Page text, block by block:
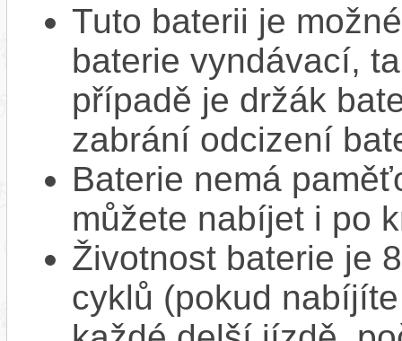
Tuto baterii je
baterie vyndávací,
případě je držák
zabrání odcizení
Baterie nemá
můžete nabíjet i po
Životnost baterie je
cyklů (pokud